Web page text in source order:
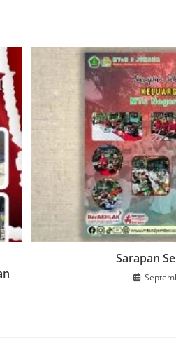
Sarapan